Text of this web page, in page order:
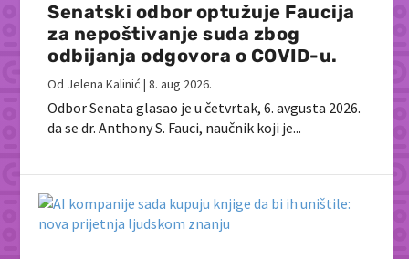
Senatski odbor optužuje Faucija
za nepoštivanje suda zbog
odbijanja odgovora o COVID-u.
Od Jelena Kalinić |8. aug 2026.
Odbor Senata glasao je u četvrtak, 6. avgusta 2026.
da se dr. Anthony S. Fauci, naučnik koji je...